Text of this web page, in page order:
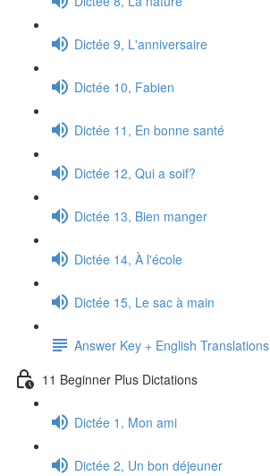
Dictée 9, L'anniversaire
Dictée 10, Fabien
Dictée 11, En bonne santé
Dictée 12, Qui a soif?
Dictée 13, Bien manger
Dictée 14, À l'école
Dictée 15, Le sac à main
Answer Key + English Translations
11 Beginner Plus Dictations
Dictée 1, Mon ami
Dictée 2, Un bon déjeuner